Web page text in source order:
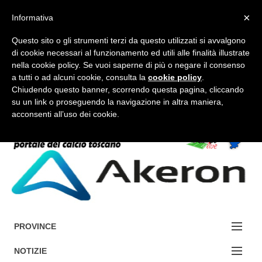
FORUM-ACCEDI
Accedi / Registrati
PROVINCE
EDIZIONE:
NOTIZIE
×
Informativa
Questo sito o gli strumenti terzi da questo utilizzati si avvalgono
di cookie necessari al funzionamento ed utili alle finalità illustrate
nella cookie policy. Se vuoi saperne di più o negare il consenso
a tutti o ad alcuni cookie, consulta la cookie policy
Chiudendo questo banner, scorrendo questa pagina, cliccando
su un link o proseguendo la navigazione in altra maniera,
acconsenti all’uso dei cookie.